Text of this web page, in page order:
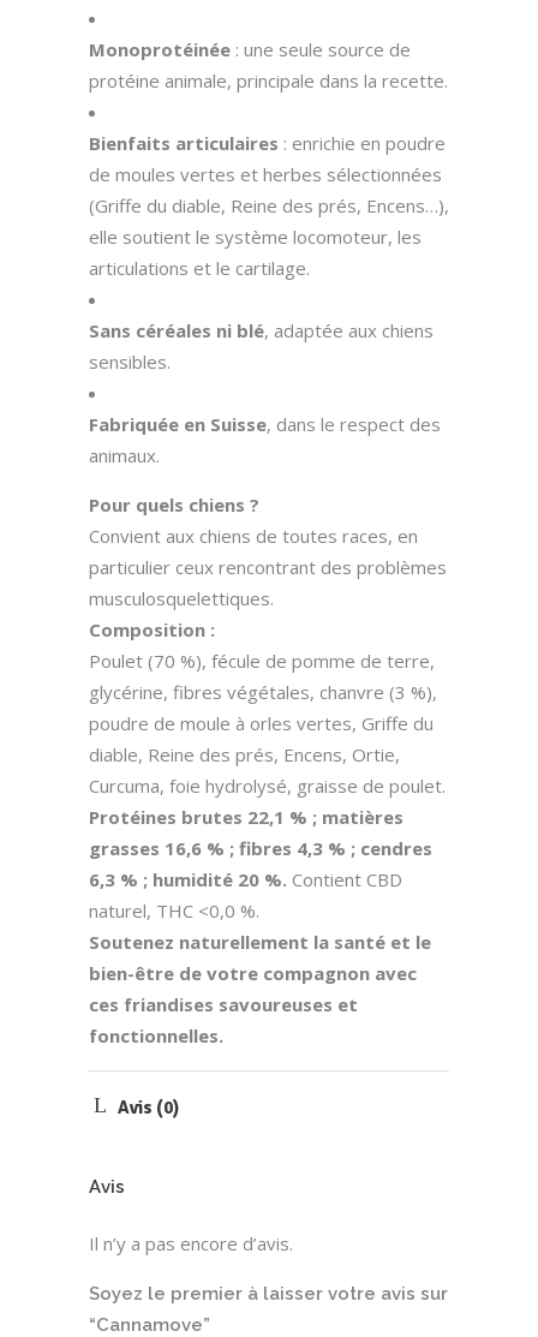
Monoprotéinée : une seule source de
protéine animale, principale dans la recette.
Bienfaits articulaires : enrichie en poudre
de moules vertes et herbes sélectionnées
(Griffe du diable, Reine des prés, Encens…),
elle soutient le système locomoteur, les
articulations et le cartilage.
Sans céréales ni blé, adaptée aux chiens
sensibles.
Fabriquée en Suisse, dans le respect des
animaux.
Pour quels chiens ?
Convient aux chiens de toutes races, en
particulier ceux rencontrant des problèmes
musculosquelettiques.
Composition :
Poulet (70 %), fécule de pomme de terre,
glycérine, fibres végétales, chanvre (3 %),
poudre de moule à orles vertes, Griffe du
diable, Reine des prés, Encens, Ortie,
Curcuma, foie hydrolysé, graisse de poulet.
Protéines brutes 22,1 % ; matières
grasses 16,6 % ; fibres 4,3 % ; cendres
6,3 % ; humidité 20 %. Contient CBD
naturel, THC <0,0 %.
Soutenez naturellement la santé et le
bien-être de votre compagnon avec
ces friandises savoureuses et
fonctionnelles.
Avis (0)
Avis
Il n’y a pas encore d’avis.
Soyez le premier à laisser votre avis sur
“Cannamove”